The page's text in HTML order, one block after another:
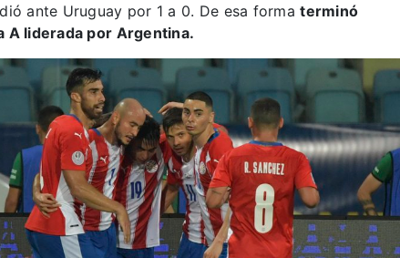
ante Uruguay por 1 a 0. De esa formaterminó
A liderada por Argentina.